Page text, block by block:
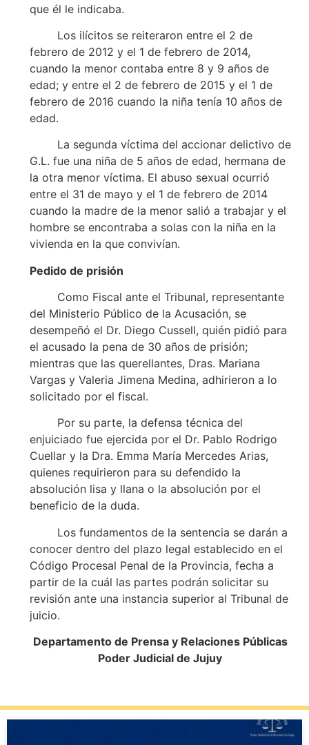
que él le indicaba.
Los ilícitos se reiteraron entre el 2 de
febrero de 2012 y el 1 de febrero de 2014,
cuando la menor contaba entre 8 y 9 años de
edad; y entre el 2 de febrero de 2015 y el 1 de
febrero de 2016 cuando la niña tenía 10 años de
edad.
La segunda víctima del accionar delictivo de
G.L. fue una niña de 5 años de edad, hermana de
la otra menor víctima. El abuso sexual ocurrió
entre el 31 de mayo y el 1 de febrero de 2014
cuando la madre de la menor salió a trabajar y el
hombre se encontraba a solas con la niña en la
vivienda en la que convivían.
Pedido de prisión
Como Fiscal ante el Tribunal, representante
del Ministerio Público de la Acusación, se
desempeñó el Dr. Diego Cussell, quién pidió para
el acusado la pena de 30 años de prisión;
mientras que las querellantes, Dras. Mariana
Vargas y Valeria Jimena Medina, adhirieron a lo
solicitado por el fiscal.
Por su parte, la defensa técnica del
enjuiciado fue ejercida por el Dr. Pablo Rodrigo
Cuellar y la Dra. Emma María Mercedes Arias,
quienes requirieron para su defendido la
absolución lisa y llana o la absolución por el
beneficio de la duda.
Los fundamentos de la sentencia se darán a
conocer dentro del plazo legal establecido en el
Código Procesal Penal de la Provincia, fecha a
partir de la cuál las partes podrán solicitar su
revisión ante una instancia superior al Tribunal de
juicio.
Departamento de Prensa y Relaciones Públicas
Poder Judicial de Jujuy